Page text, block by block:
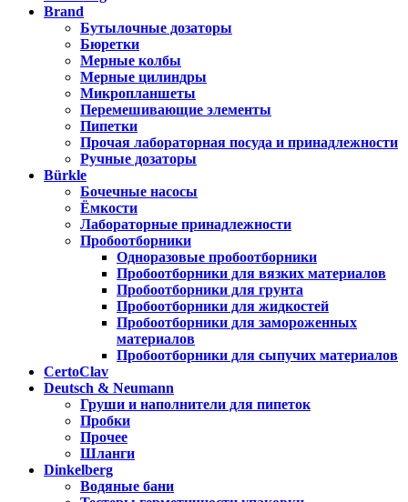
Brand
Бутылочные дозаторы
Бюретки
Мерные колбы
Мерные цилиндры
Микропланшеты
Перемешивающие элементы
Пипетки
Прочая лабораторная посуда и принадлежности
Ручные дозаторы
Bürkle
Бочечные насосы
Ёмкости
Лабораторные принадлежности
Пробоотборники
Одноразовые пробоотборники
Пробоотборники для вязких материалов
Пробоотборники для грунта
Пробоотборники для жидкостей
Пробоотборники для замороженных
материалов
Пробоотборники для сыпучих материалов
CertoClav
Deutsch & Neumann
Груши и наполнители для пипеток
Пробки
Прочее
Шланги
Dinkelberg
Водяные бани